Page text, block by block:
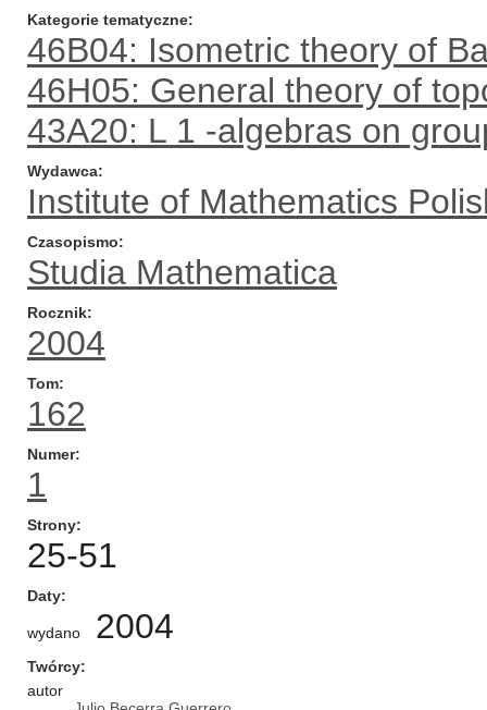
Kategorie tematyczne
46B04: Isometric theory of
46H05: General theory of
43A20: L 1 -algebras on
Wydawca
Institute of Mathematics
Czasopismo
Studia Mathematica
Rocznik
2004
Tom
162
Numer
1
Strony
25-51
Daty
wydano 2004
Twórcy
autor